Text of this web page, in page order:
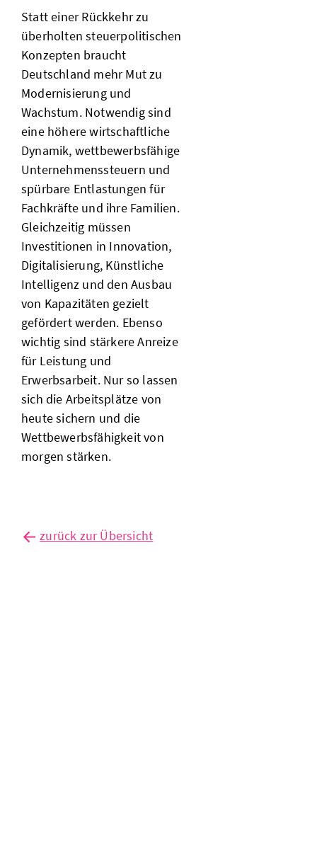
Statt einer Rückkehr zu
überholten steuerpolitischen
Konzepten braucht
Deutschland mehr Mut zu
Modernisierung und
Wachstum. Notwendig sind
eine höhere wirtschaftliche
Dynamik, wettbewerbsfähige
Unternehmenssteuern und
spürbare Entlastungen für
Fachkräfte und ihre Familien.
Gleichzeitig müssen
Investitionen in Innovation,
Digitalisierung, Künstliche
Intelligenz und den Ausbau
von Kapazitäten gezielt
gefördert werden. Ebenso
wichtig sind stärkere Anreize
für Leistung und
Erwerbsarbeit. Nur so lassen
sich die Arbeitsplätze von
heute sichern und die
Wettbewerbsfähigkeit von
morgen stärken.
zurück zur Übersicht